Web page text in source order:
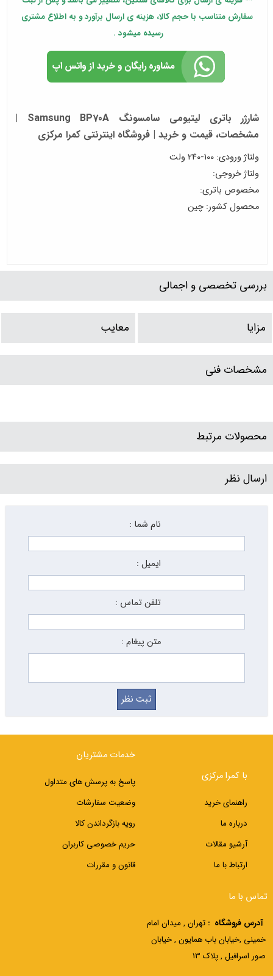
سفارش متناسب با حجم کالا، هزینه ی ارسال برآورد و به اطلاع مشتری
رسیده میشود .
شارژر باتری لیتیومی سامسونگ Samsung BP70A |
مشخصات، قیمت و خرید | فروشگاه اینترنتی کمرا مرکزی
ولتاژ ورودی: 100-240 ولت
ولتاژ خروجی:
مخصوص باتری:
محصول کشور: چین
بررسی تخصصی و اجمالی
مزایا معایب
مشخصات فنی
محصولات مرتبط
ارسال نظر
نام شما :
ایمیل :
تلفن تماس :
متن پیغام :
با کمرا مرکزی
راهنمای خرید
درباره ما
آرشیو مقالات
ارتباط با ما
خدمات مشتریان
پاسخ به پرسش های متداول
وضعیت سفارشات
رویه بازگرداندن کالا
حریم خصوصی کاربران
قانون و مقررات
تماس با ما
آدرس فروشگاه : تهران , میدان امام
خمینی ,خیابان باب همایون , خیابان
صور اسرافیل , پلاک 13